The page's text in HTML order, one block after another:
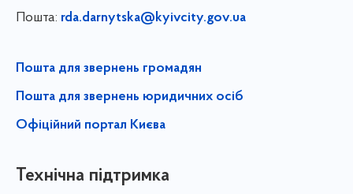
Пошта: rda.darnytska@kyivcity.gov.ua
Пошта для звернень громадян
Пошта для звернень юридичних осіб
Офіційний портал Києва
Технічна підтримка